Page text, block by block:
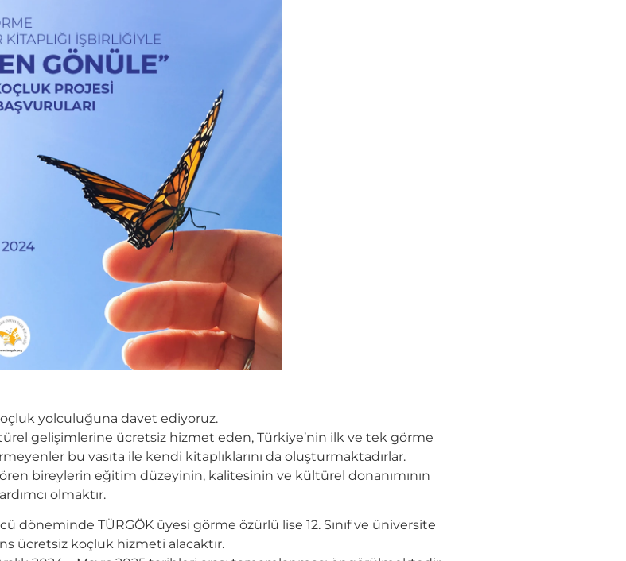
yolculuğuna davet ediyoruz.
gelişimlerine ücretsiz hizmet eden, Türkiye’nin ilk ve tek görme
bu vasıta ile kendi kitaplıklarını da oluşturmaktadırlar.
bireylerin eğitim düzeyinin, kalitesinin ve kültürel donanımının
olmaktır.
döneminde TÜRGÖK üyesi görme özürlü lise 12. Sınıf ve üniversite
ücretsiz koçluk hizmeti alacaktır.